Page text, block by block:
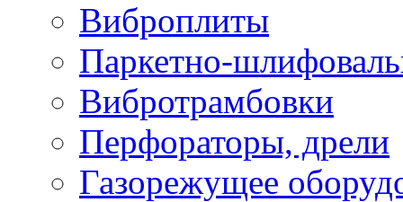
Виброплиты
Паркетно-
Вибротрамбовки
Перфораторы, дрели
Газорежущее